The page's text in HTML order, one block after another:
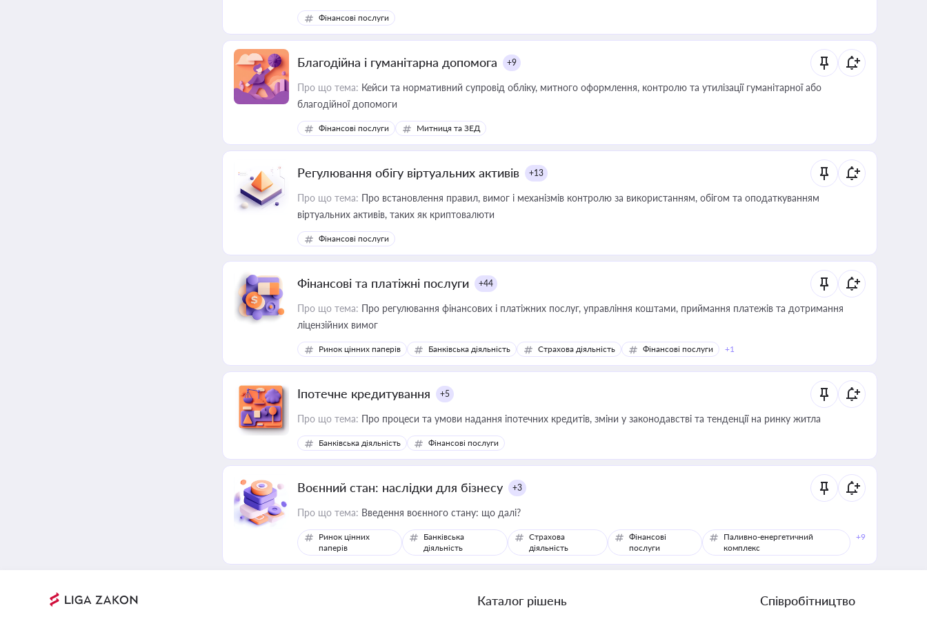
Фінансові послуги
Благодійна і гуманітарна допомога +9
Про що тема: Кейси та нормативний супровід обліку, митного оформлення, контролю та утилізації гуманітарної або
благодійної допомоги
Фінансові послуги Митниця та ЗЕД
Регулювання обігу віртуальних активів +13
Про що тема: Про встановлення правил, вимог і механізмів контролю за використанням, обігом та оподаткуванням
віртуальних активів, таких як криптовалюти
Фінансові послуги
Фінансові та платіжні послуги +44
Про що тема: Про регулювання фінансових і платіжних послуг, управління коштами, приймання платежів та дотримання
ліцензійних вимог
Ринок цінних паперів Банківська діяльність Страхова діяльність Фінансові послуги +1
Іпотечне кредитування +5
Про що тема: Про процеси та умови надання іпотечних кредитів, зміни у законодавстві та тенденції на ринку житла
Банківська діяльність Фінансові послуги
Воєнний стан: наслідки для бізнесу +3
Про що тема: Введення воєнного стану: що далі?
Ринок цінних
паперів
Банківська
діяльність
Страхова
діяльність
Фінансові
послуги
Паливно-енергетичний
комплекс
+9
Каталог рішень Співробітництво